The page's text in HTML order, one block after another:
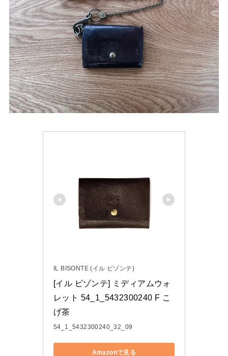
IL BISONTE (イル ビゾンテ)
[イル ビゾンテ] ミディアムウォ
レット 54_1_5432300240 F こ
げ茶
54_1_5432300240_32_09
Amazonで見る